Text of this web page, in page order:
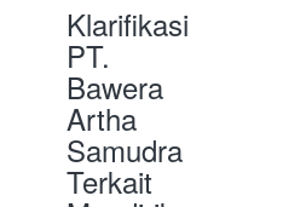
Klarifikasi
PT.
Bawera
Artha
Samudra
Terkait